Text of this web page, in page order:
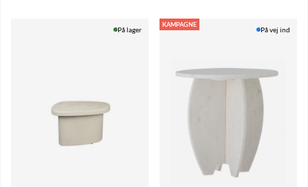
På lager
KAMPAGNE
På vej ind